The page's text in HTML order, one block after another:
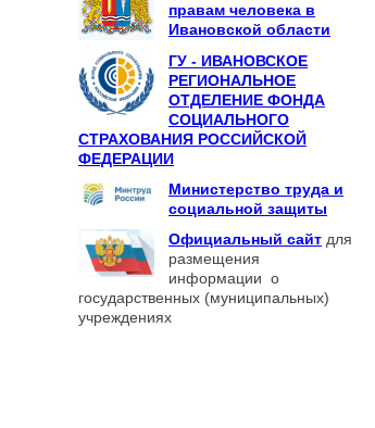
правам человека в
Ивановской области
ГУ - ИВАНОВСКОЕ
РЕГИОНАЛЬНОЕ
ОТДЕЛЕНИЕ ФОНДА
СОЦИАЛЬНОГО
СТРАХОВАНИЯ РОССИЙСКОЙ
ФЕДЕРАЦИИ
Министерство труда и
социальной защиты
Официальный сайт для
размещения
информации о
государственных (муниципальных)
учреждениях